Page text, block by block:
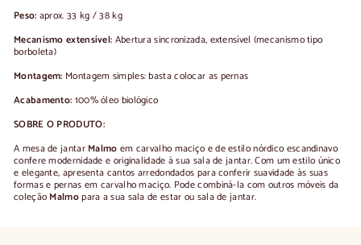
Peso: aprox. 33 kg / 38 kg
Mecanismo extensível: Abertura sincronizada, extensível (mecanismo tipo
borboleta)
Montagem: Montagem simples: basta colocar as pernas
Acabamento: 100% óleo biológico
SOBRE O PRODUTO:
A mesa de jantar Malmo em carvalho maciço e de estilo nórdico escandinavo
confere modernidade e originalidade à sua sala de jantar. Com um estilo único
e elegante, apresenta cantos arredondados para conferir suavidade às suas
formas e pernas em carvalho maciço. Pode combiná-la com outros móveis da
coleção Malmopara a sua sala de estar ou sala de jantar.